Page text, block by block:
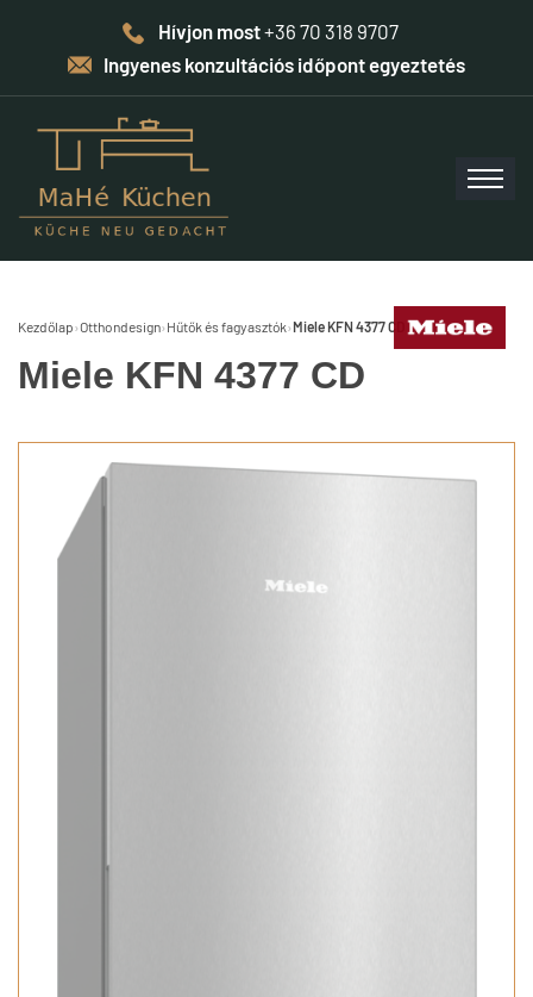
Hívjon most+36 70 318 9707
Ingyenes konzultációs időpont egyeztetés
Kezdőlap›Otthondesign› Hűtők és fagyasztók›Miele KFN 4377 CD
Miele KFN 4377 CD